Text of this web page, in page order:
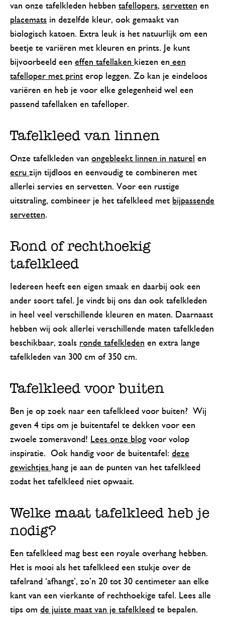
van onze tafelkleden hebben tafellopers, servetten en
placemats in dezelfde kleur, ook gemaakt van
biologisch katoen. Extra leuk is het natuurlijk om een
beetje te variëren met kleuren en prints. Je kunt
bijvoorbeeld een effen tafellaken kiezen en een
tafelloper met print erop leggen. Zo kan je eindeloos
variëren en heb je voor elke gelegenheid wel een
passend tafellaken en tafelloper.
Tafelkleed van linnen
Onze tafelkleden van ongebleekt linnen in naturel en
ecru zijn tijdloos en eenvoudig te combineren met
allerlei servies en servetten. Voor een rustige
uitstraling, combineer je het tafelkleed met bijpassende
servetten.
Rond of rechthoekig
tafelkleed
Iedereen heeft een eigen smaak en daarbij ook een
ander soort tafel. Je vindt bij ons dan ook tafelkleden
in heel veel verschillende kleuren en maten. Daarnaast
hebben wij ook allerlei verschillende maten tafelkleden
beschikbaar, zoals ronde tafelkleden en extra lange
tafelkleden van 300 cm of 350 cm.
Tafelkleed voor buiten
Ben je op zoek naar een tafelkleed voor buiten? Wij
geven 4 tips om je buitentafel te dekken voor een
zwoele zomeravond! Lees onze blog voor volop
inspiratie. Ook handig voor de buitentafel: deze
gewichtjes hang je aan de punten van het tafelkleed
zodat het tafelkleed niet opwaait.
Welke maat tafelkleed heb je
nodig?
Een tafelkleed mag best een royale overhang hebben.
Het is mooi als het tafelkleed een stukje over de
tafelrand ‘afhangt’, zo’n 20 tot 30 centimeter aan elke
kant van een vierkante of rechthoekige tafel. Lees alle
tips om de juiste maat van je tafelkleed te bepalen.